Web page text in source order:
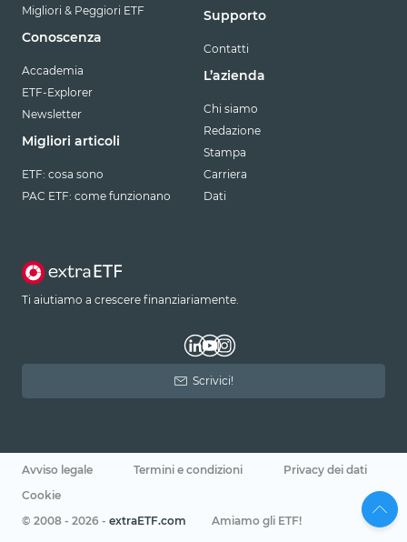
Migliori & Peggiori ETF
Conoscenza
Accademia
ETF-Explorer
Newsletter
Migliori articoli
ETF: cosa sono
PAC ETF: come funzionano
Supporto
Contatti
L’azienda
Chi siamo
Redazione
Stampa
Carriera
Dati
Ti aiutiamo a crescere finanziariamente.
Scrivici!
Avviso legale Termini e condizioni
Privacy dei dati
Cookie
© 2008 - 2026 - extraETF.com Amiamo gli ETF!